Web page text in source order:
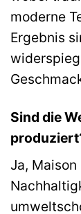
moderne
Ergebnis
Sind die
Ja,